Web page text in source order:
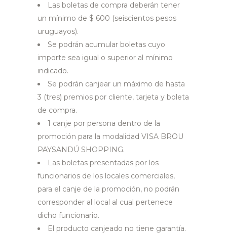
Las boletas de compra deberán tener
un mínimo de $ 600 (seiscientos pesos
uruguayos).
Se podrán acumular boletas cuyo
importe sea igual o superior al mínimo
indicado.
Se podrán canjear un máximo de hasta
3 (tres) premios por cliente, tarjeta y boleta
de compra.
1 canje por persona dentro de la
promoción para la modalidad VISA BROU
PAYSANDÚ SHOPPING.
Las boletas presentadas por los
funcionarios de los locales comerciales,
para el canje de la promoción, no podrán
corresponder al local al cual pertenece
dicho funcionario.
El producto canjeado no tiene garantía.